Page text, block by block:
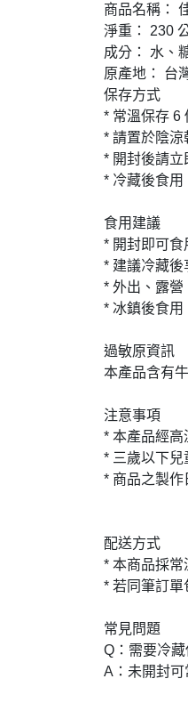
商品名稱：
淨重： 230
成分： 水、
原產地： 台
保存方式
* 常溫保存 6
* 請置於陰涼
* 開封後請立
* 冷藏後食用
食用建議
* 開封即可食
* 建議冷藏後
* 外出、露營
* 冰鎮後食用
過敏原資訊
本產品含有
注意事項
* 本產品經高
* 三歲以下兒
* 商品之製作
配送方式
* 本商品採常
* 若同筆訂單
常見問題
Q：需要冷藏
A：未開封可